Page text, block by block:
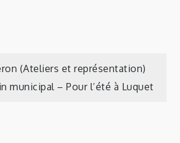
(Ateliers et représentation)
municipal – Pour l’été à Luquet